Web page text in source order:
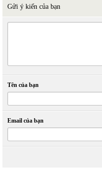
Gửi ý kiến của bạn
Tên của bạn
Email của bạn